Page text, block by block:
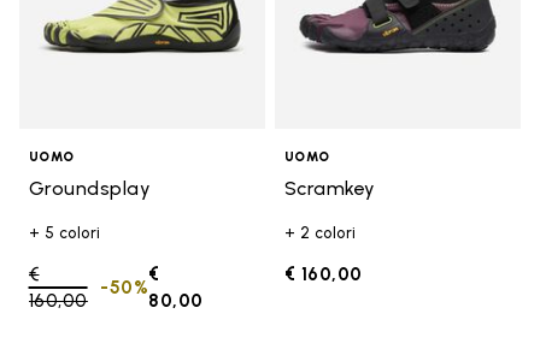
UOMO
Groundsplay
+ 5 colori
Price reduced from
€
160,00to
€
80,00
-50%
UOMO
Scramkey
+ 2 colori
€ 160,00